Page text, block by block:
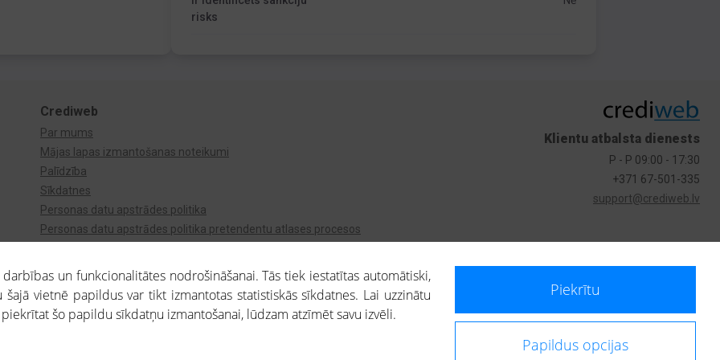
risks
Crediweb
Par mums
Mājas lapas izmantošanas noteikumi
Palīdzība
Sīkdatnes
Personas datu apstrādes politika
Personas datu apstrādes politika pretendentu atlases procesos
Klientu atbalsta dienests
P - P 09:00 - 17:30
+371 67-501-335
support@crediweb.lv
ietvaros saņemtajai informācijai ir uzziņas raksturs, un tai nav juridiska spēka. Portāla lietotājs, izmantojot portālā saņemto informāciju, ir atbildīgs par fizisko
un funkcionalitātes nodrošināšanai. Tās tiek iestatītas automātiski,
vietnē papildus var tikt izmantotas statistiskās sīkdatnes. Lai uzzinātu
piekrītat šo papildu sīkdatņu izmantošanai, lūdzam atzīmēt savu izvēli.
Piekrītu
Papildus opcijas